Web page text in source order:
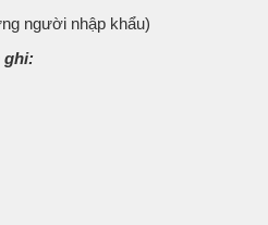
người nhập khẩu)
ghi: